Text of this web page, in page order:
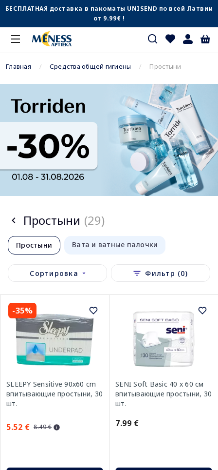
БЕСПЛАТНАЯ доставка в пакоматы UNISEND по всей Латвии
от 9.99€ !
Главная Средства общей гигиены Простыни
Простыни (29)
Простыни Вата и ватные палочки
Сортировка Фильтр (0)
-35%
SLEEPY Sensitive 90x60 cm
впитывающие простыни, 30
шт.
5.52 € 8.49 €
SENI Soft Basic 40 x 60 см
впитывающие простыни, 30
шт.
7.99 €